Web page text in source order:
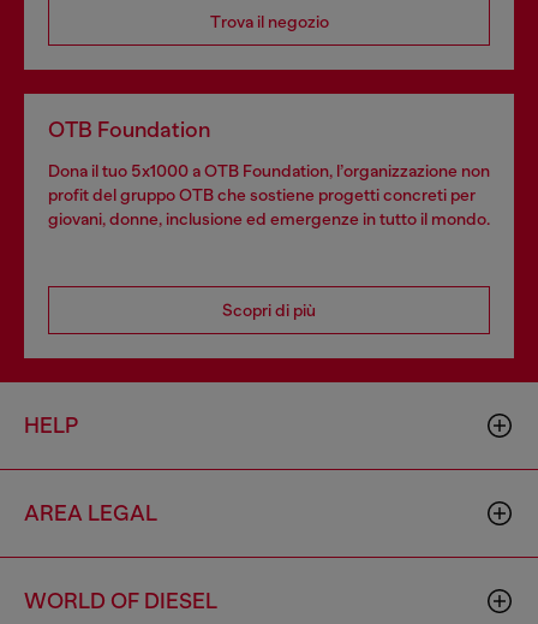
Trova il negozio
OTB Foundation
Dona il tuo 5x1000 a OTB Foundation, l’organizzazione non
profit del gruppo OTB che sostiene progetti concreti per
giovani, donne, inclusione ed emergenze in tutto il mondo.
Scopri di più
HELP
AREA LEGAL
WORLD OF DIESEL